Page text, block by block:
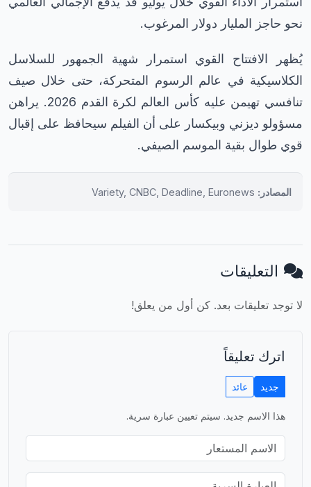
نحو حاجز المليار دولار المرغوب.
يُظهر الافتتاح القوي استمرار شهية الجمهور للسلاسل
الكلاسيكية في عالم الرسوم المتحركة، حتى خلال صيف
تنافسي تهيمن عليه كأس العالم لكرة القدم 2026. يراهن
مسؤولو ديزني وبيكسار على أن الفيلم سيحافظ على إقبال
قوي طوال بقية الموسم الصيفي.
المصادر:
التعليقات
لا توجد تعليقات بعد. كن أول من يعلق!
اترك تعليقاً
جديد عائد
هذا الاسم جديد. سيتم تعيين عبارة سرية.